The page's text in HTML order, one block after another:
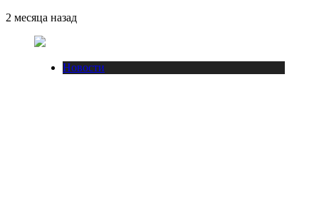
2 месяца назад
Новости